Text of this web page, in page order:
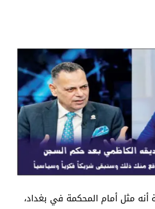
مثل أمام المحكمة في بغداد،